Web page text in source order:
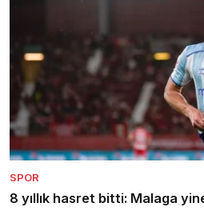
SPOR
8 yıllık hasret bitti: Malaga